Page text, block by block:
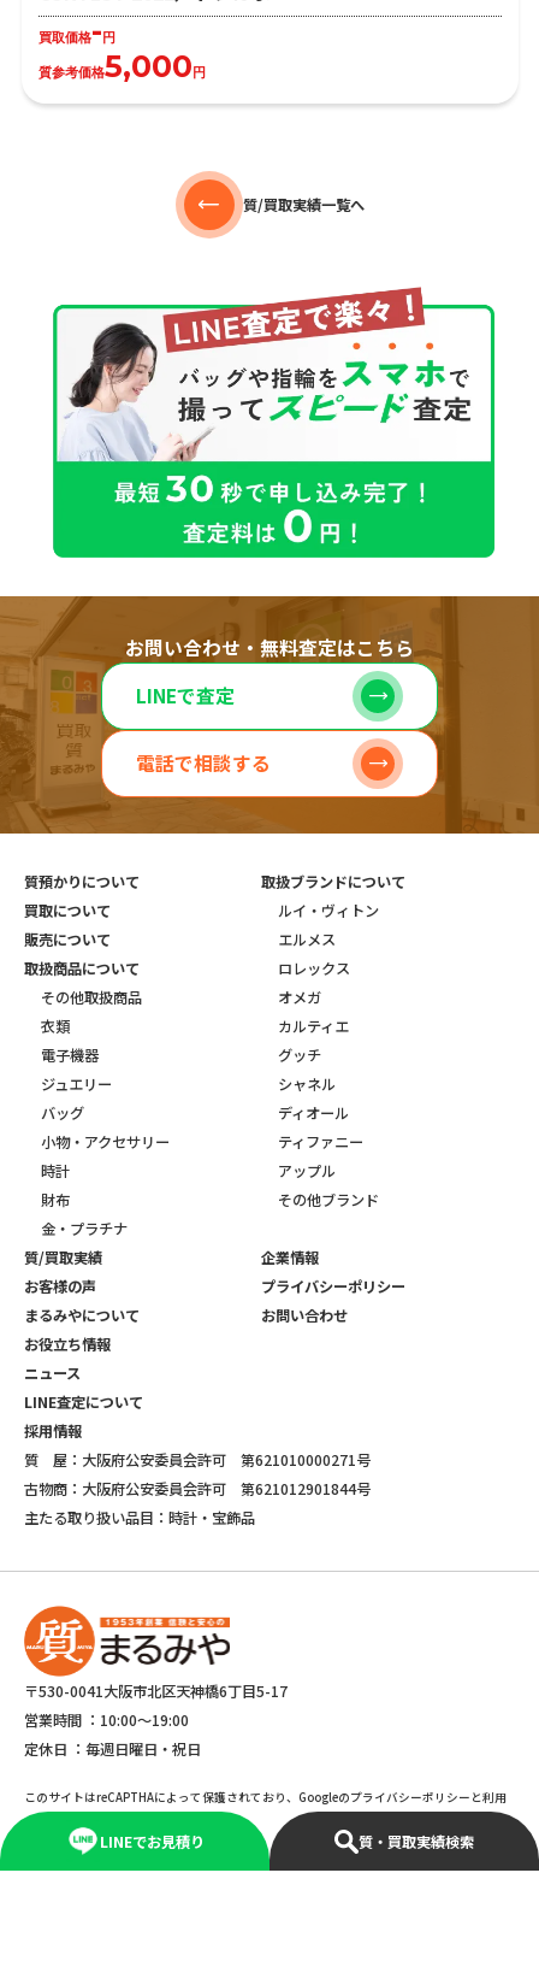
買取価格- 円
質参考価格5,000 円
質/買取実績一覧へ
お問い合わせ・無料査定はこちら
LINEで査定
電話で相談する
LINEでお見積り 質・買取実績検索
質預かりについて
買取について
販売について
取扱商品について
その他取扱商品
衣類
電子機器
ジュエリー
バッグ
小物・アクセサリー
時計
財布
金・プラチナ
取扱ブランドについて
ルイ・ヴィトン
エルメス
ロレックス
オメガ
カルティエ
グッチ
シャネル
ディオール
ティファニー
アップル
その他ブランド
質/買取実績
お客様の声
まるみやについて
お役立ち情報
ニュース
LINE査定について
採用情報
企業情報
プライバシーポリシー
お問い合わせ
質 屋：大阪府公安委員会許可 第621010000271号
古物商：大阪府公安委員会許可 第621012901844号
主たる取り扱い品目：時計・宝飾品
〒530-0041大阪市北区天神橋6丁目5-17
営業時間 ： 10:00～19:00
定休日 ： 毎週日曜日・祝日
このサイトはreCAPTHAによって保護されており、Googleのプライバシーポリシーと利用
規約が適応されます。